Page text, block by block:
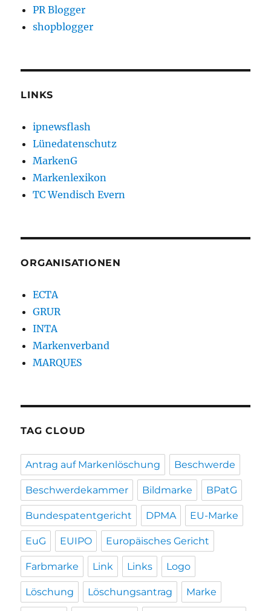
PR Blogger
shopblogger
LINKS
ipnewsflash
Lünedatenschutz
MarkenG
Markenlexikon
TC Wendisch Evern
ORGANISATIONEN
ECTA
GRUR
INTA
Markenverband
MARQUES
TAG CLOUD
Antrag auf Markenlöschung Beschwerde
Beschwerdekammer Bildmarke BPatG
Bundespatentgericht DPMA EU-Marke
EuG EUIPO Europäisches Gericht
Farbmarke Link Links Logo
Löschung Löschungsantrag Marke